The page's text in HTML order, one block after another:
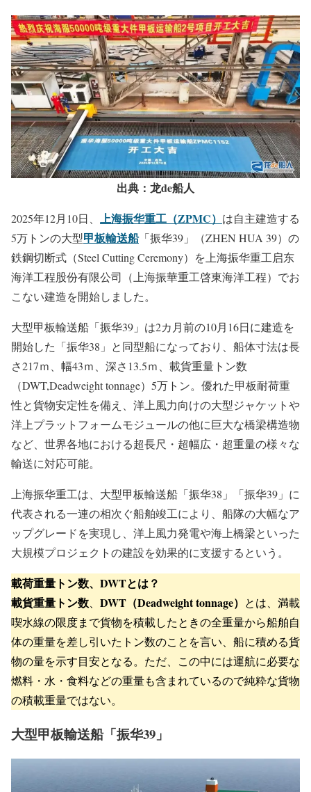
出典：龙de船人
2025年12月10日、 上海振华重工（ZPMC） は自主建造する
5万トンの大型甲板輸送船「振华39」（ZHEN HUA 39）の
鉄鋼切断式（Steel Cutting Ceremony）を上海振华重工启东
海洋工程股份有限公司（上海振華重工啓東海洋工程）でお
こない建造を開始しました。
大型甲板輸送船「振华39」は2カ月前の10月16日に建造を
開始した「振华38」と同型船になっており、船体寸法は長
さ217ｍ、幅43ｍ、深さ13.5ｍ、載貨重量トン数
（DWT,Deadweight tonnage）5万トン。優れた甲板耐荷重
性と貨物安定性を備え、洋上風力向けの大型ジャケットや
洋上プラットフォームモジュールの他に巨大な橋梁構造物
など、世界各地における超長尺・超幅広・超重量の様々な
輸送に対応可能。
上海振华重工は、大型甲板輸送船「振华38」「振华39」に
代表される一連の相次ぐ船舶竣工により、船隊の大幅なア
ップグレードを実現し、洋上風力発電や海上橋梁といった
大規模プロジェクトの建設を効果的に支援するという。
載荷重量トン数、DWTとは？
載貨重量トン数、 DWT（Deadweight tonnage） とは、満載
喫水線の限度まで貨物を積載したときの全重量から船舶自
体の重量を差し引いたトン数のことを言い、船に積める貨
物の量を示す目安となる。ただ、この中には運航に必要な
燃料・水・食料などの重量も含まれているので純粋な貨物
の積載重量ではない。
大型甲板輸送船「振华39」